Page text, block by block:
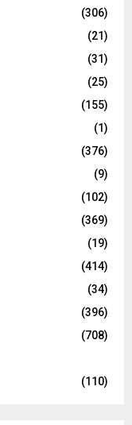
(306)
(21)
(31)
(25)
(155)
(1)
(376)
(9)
(102)
(369)
(19)
(414)
(34)
(396)
(708)
(110)